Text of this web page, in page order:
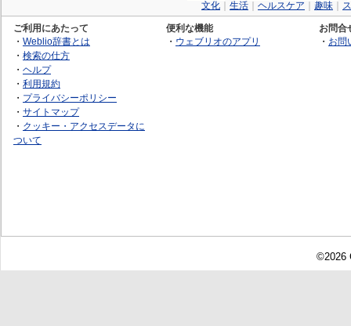
文化
生活 ヘルスケア 趣味
ご利用にあたって
・ Weblio辞書とは
・ 検索の仕方
・ ヘルプ
・ 利用規約
・ プライバシーポリシー
・ サイトマップ
・ クッキー・アクセスデータに
ついて
便利な機能
・ ウェブリオのアプリ
お問合
・ お問
©2026